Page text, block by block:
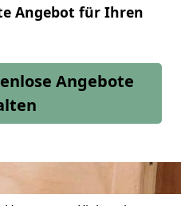
Angebot für Ihren
Angebote